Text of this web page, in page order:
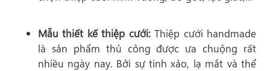
Mẫu thiết kế thiệp cưới:Thiệp cưới handmade
là sản phẩm thủ công được ưa chuộng rất
nhiều ngày nay. Bởi sự tinh xảo, lạ mắt và thể